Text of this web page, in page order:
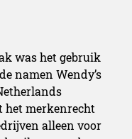
was het gebruik
namen Wendy’s
het merkenrecht
alleen voor